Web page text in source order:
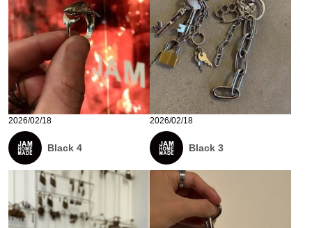
2026/02/18
Black 4
2026/02/18
Black 3